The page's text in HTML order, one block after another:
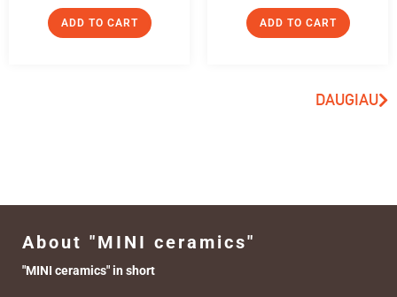
ADD TO CART ADD TO CART
DAUGIAU
About "MINI ceramics"
"MINI ceramics" in short